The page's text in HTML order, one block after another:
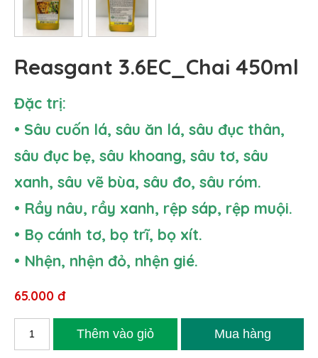
Reasgant 3.6EC_Chai 450ml
Đặc trị:
• Sâu cuốn lá, sâu ăn lá, sâu đục thân,
sâu đục bẹ, sâu khoang, sâu tơ, sâu
xanh, sâu vẽ bùa, sâu đo, sâu róm.
• Rầy nâu, rầy xanh, rệp sáp, rệp muội.
• Bọ cánh tơ, bọ trĩ, bọ xít.
• Nhện, nhện đỏ, nhện gié.
65.000 đ